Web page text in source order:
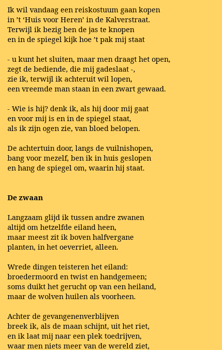
Ik wil vandaag een reiskostuum gaan kopen
in ’t ‘Huis voor Heren’ in de Kalverstraat.
Terwijl ik bezig ben de jas te knopen
en in de spiegel kijk hoe ’t pak mij staat
- u kunt het sluiten, maar men draagt het open,
zegt de bediende, die mij gadeslaat -,
zie ik, terwijl ik achteruit wil lopen,
een vreemde man staan in een zwart gewaad.
- Wie is hij? denk ik, als hij door mij gaat
en voor mij is en in de spiegel staat,
als ik zijn ogen zie, van bloed belopen.
De achtertuin door, langs de vuilnishopen,
bang voor mezelf, ben ik in huis geslopen
en hang de spiegel om, waarin hij staat.
De zwaan
Langzaam glijd ik tussen andre zwanen
altijd om hetzelfde eiland heen,
maar meest zit ik boven halfvergane
planten, in het oeverriet, alleen.
Wrede dingen teisteren het eiland:
broedermoord en twist en handgemeen;
soms duikt het gerucht op van een heiland,
maar de wolven huilen als voorheen.
Achter de gevangenenverblijven
breek ik, als de maan schijnt, uit het riet,
en ik laat mij naar een plek toedrijven,
waar men niets meer van de wereld ziet,